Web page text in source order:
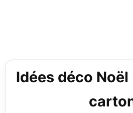
Idées déco